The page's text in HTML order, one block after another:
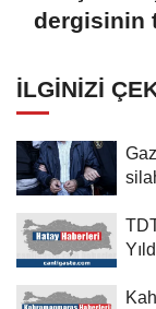
dergisinin
İLGINIZI